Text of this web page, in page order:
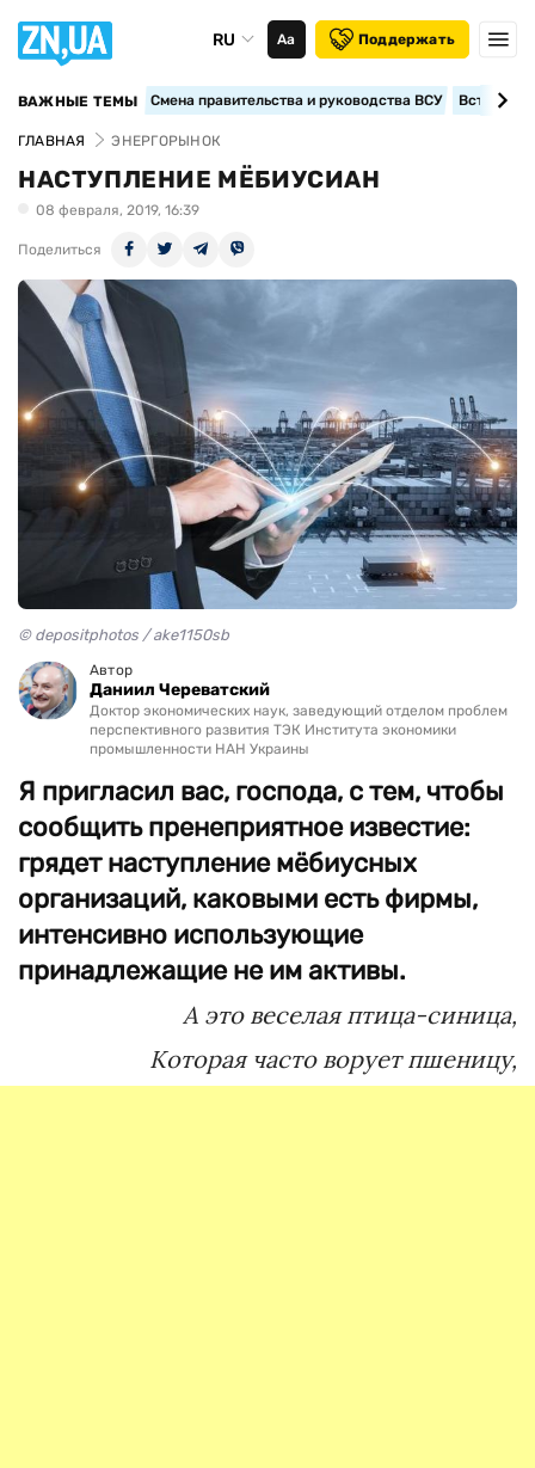
RU Аа Поддержать
ВАЖНЫЕ ТЕМЫ Смена правительства и руководства ВСУ
ГЛАВНАЯ ЭНЕРГОРЫНОК
НАСТУПЛЕНИЕ МЁБИУСИАН
08 февраля, 2019, 16:39
Поделиться
© depositphotos / ake1150sb
Автор
Даниил Череватский
Доктор экономических наук, заведующий отделом проблем
перспективного развития ТЭК Института экономики
промышленности НАН Украины
Я пригласил вас, господа, с тем, чтобы
сообщить пренеприятное известие:
грядет наступление мёбиусных
организаций, каковыми есть фирмы,
интенсивно использующие
принадлежащие не им активы.
А это веселая птица-синица,
Которая часто ворует пшеницу,